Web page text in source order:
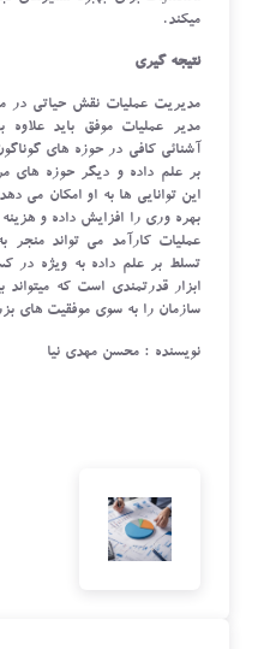
میکند.
نتیجه گیری
مدیریت عملیات نقش حیاتی در
مدیر عملیات موفق باید
آشنائی کافی در حوزه های
بر علم داده و دیگر حوزه های
این توانایی ها به او امکان می
بهره وری را افزایش داده و
عملیات کارآمد می تواند منجر
تسلط بر علم داده به ویژه در
ابزار قدرتمندی است که
سازمان را به سوی موفقیت های
نویسنده : محسن مهدی نیا